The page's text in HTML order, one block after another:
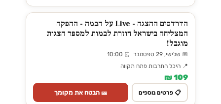
הדרדסים ההצגה - Live על הבמה - ההפקה
המצליחה בישראל חוזרת לבמות למספר הצגות
מוגבל!
📅 שלישי, 29 ספטמבר ⏰ 10:00
📍 היכל התרבות פתח תקווה
109 ₪
📋 פרטים נוספים 🎫 הבטח את מקומך